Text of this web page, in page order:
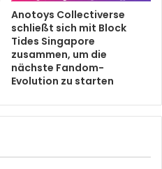
Anotoys Collectiverse
schließt sich mit Block
Tides Singapore
zusammen, um die
nächste Fandom-
Evolution zu starten